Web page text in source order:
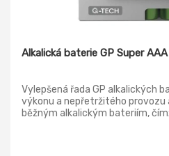
Alkalická baterie GP Super
Vylepšená řada GP alkalických
výkonu a nepřetržitého provozu
běžným alkalickým bateriím,
Baterie jsou baleny po čtyřech